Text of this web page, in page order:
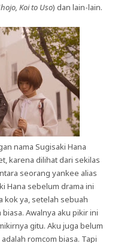
Koi to Uso) dan lain-lain.
nama Sugisaki Hana
karena dilihat dari sekilas
seorang yankee alias
Hana sebelum drama ini
kok ya, setelah sebuah
Awalnya aku pikir ini
gitu. Aku juga belum
romcom biasa. Tapi